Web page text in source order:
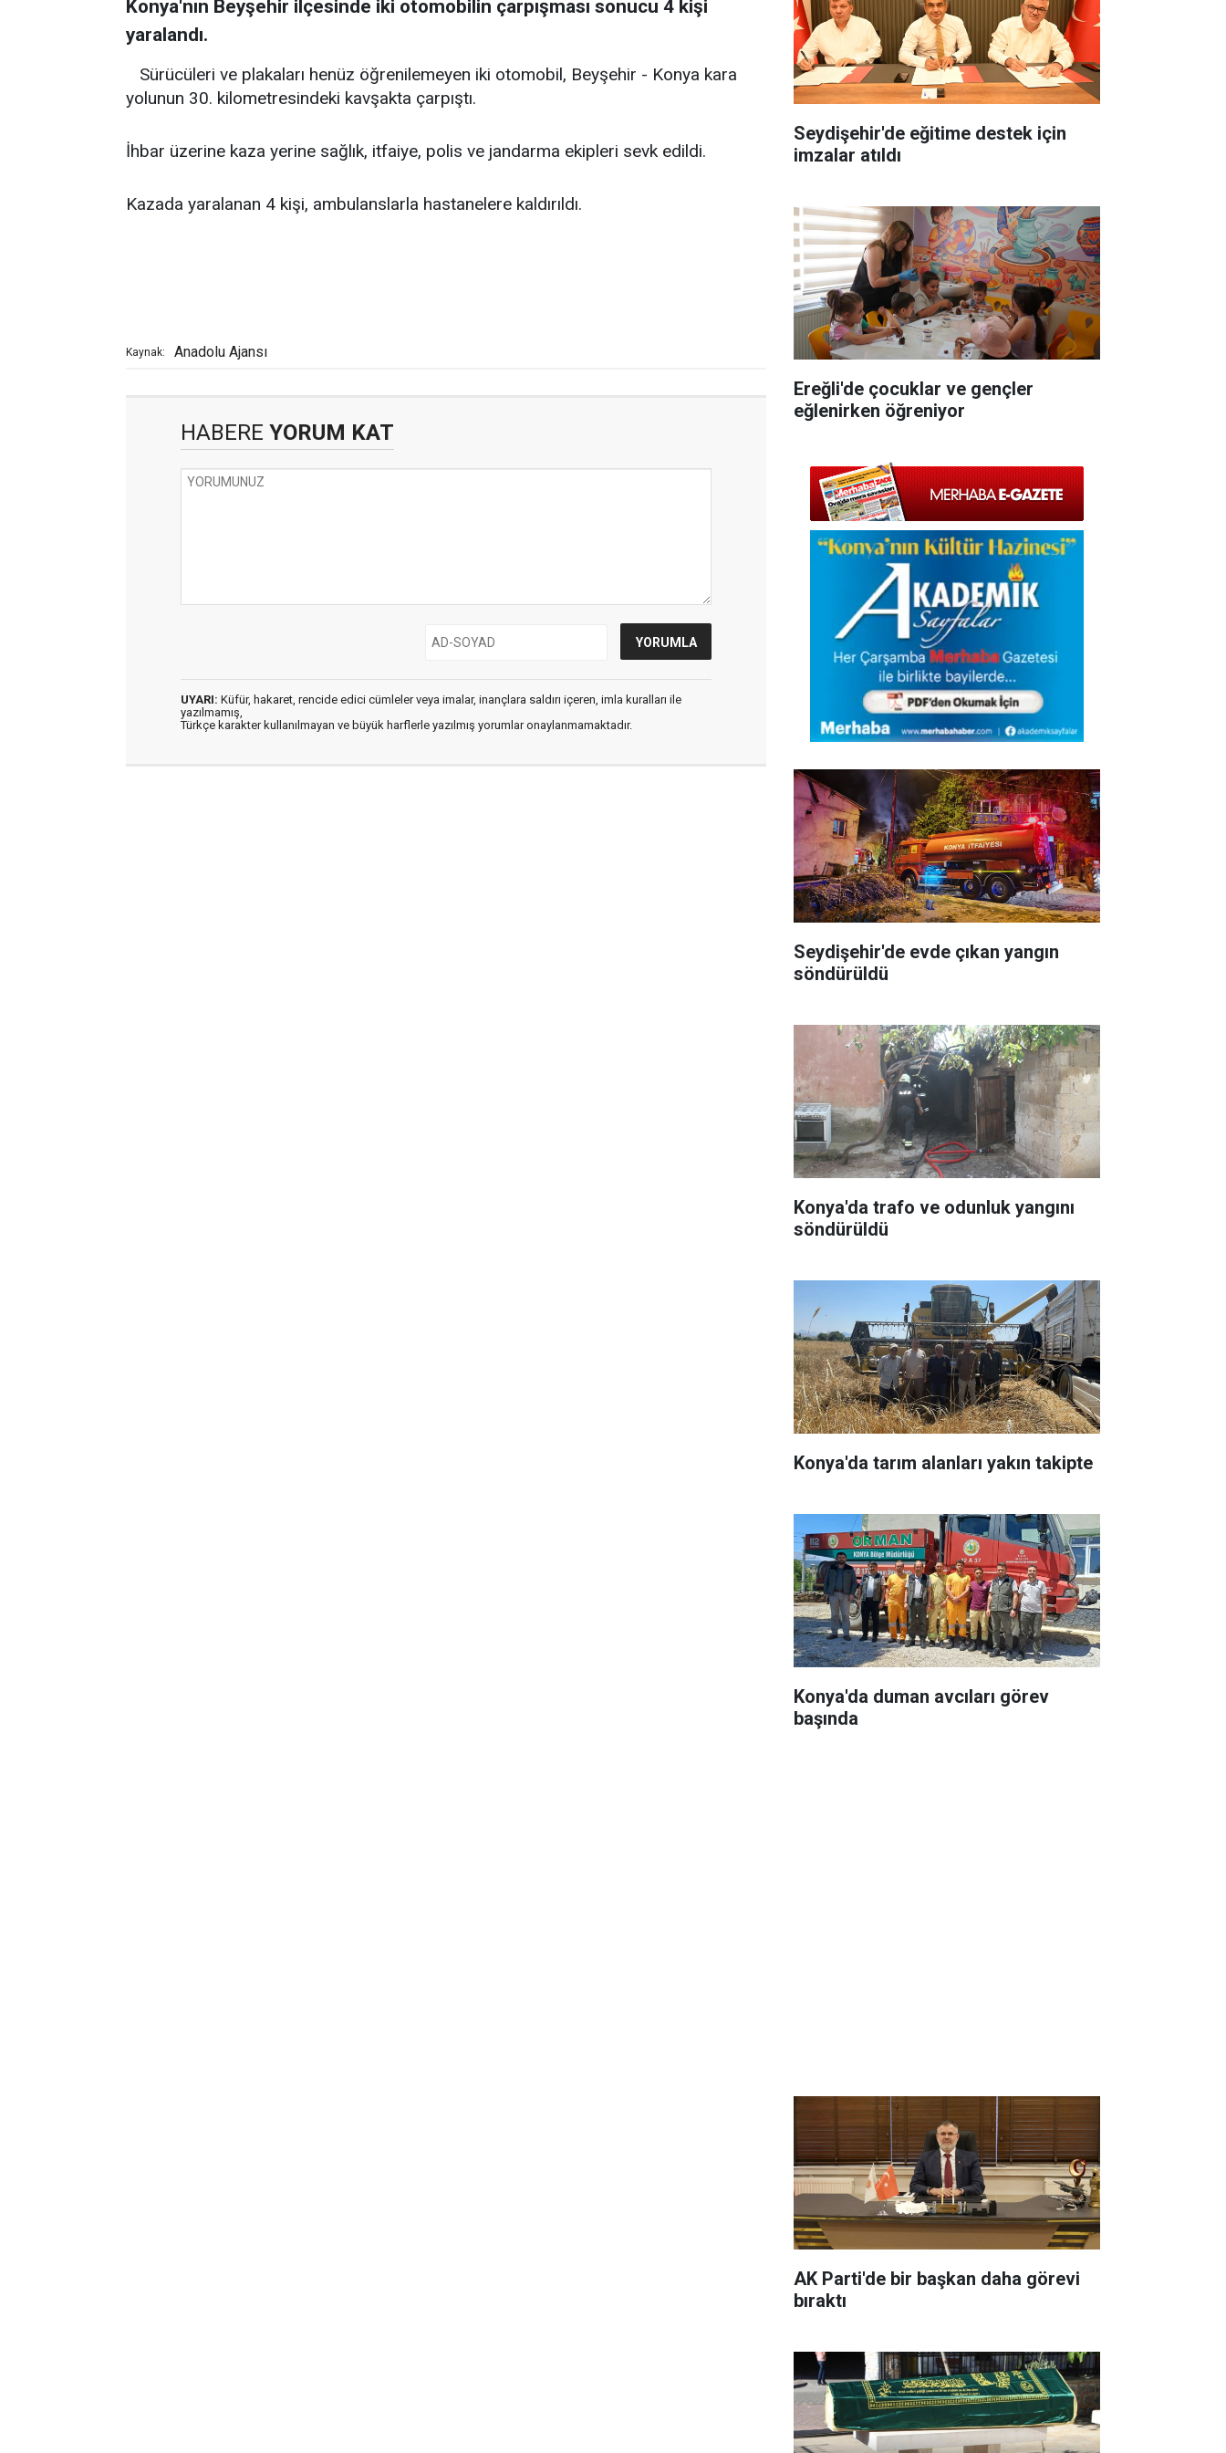
Konya'nın Beyşehir ilçesinde iki otomobilin çarpışması sonucu 4 kişi
yaralandı.
Sürücüleri ve plakaları henüz öğrenilemeyen iki otomobil, Beyşehir - Konya kara
yolunun 30. kilometresindeki kavşakta çarpıştı.
İhbar üzerine kaza yerine sağlık, itfaiye, polis ve jandarma ekipleri sevk edildi.
Kazada yaralanan 4 kişi, ambulanslarla hastanelere kaldırıldı.
Kaynak: Anadolu Ajansı
HABERE YORUM KAT
UYARI: Küfür, hakaret, rencide edici cümleler veya imalar, inançlara saldırı içeren, imla kuralları ile
yazılmamış,
Türkçe karakter kullanılmayan ve büyük harflerle yazılmış yorumlar onaylanmamaktadır.
Seydişehir'de eğitime destek için
imzalar atıldı
Ereğli'de çocuklar ve gençler
eğlenirken öğreniyor
Seydişehir'de evde çıkan yangın
söndürüldü
Konya'da trafo ve odunluk yangını
söndürüldü
Konya'da tarım alanları yakın takipte
Konya'da duman avcıları görev
başında
AK Parti'de bir başkan daha görevi
bıraktı